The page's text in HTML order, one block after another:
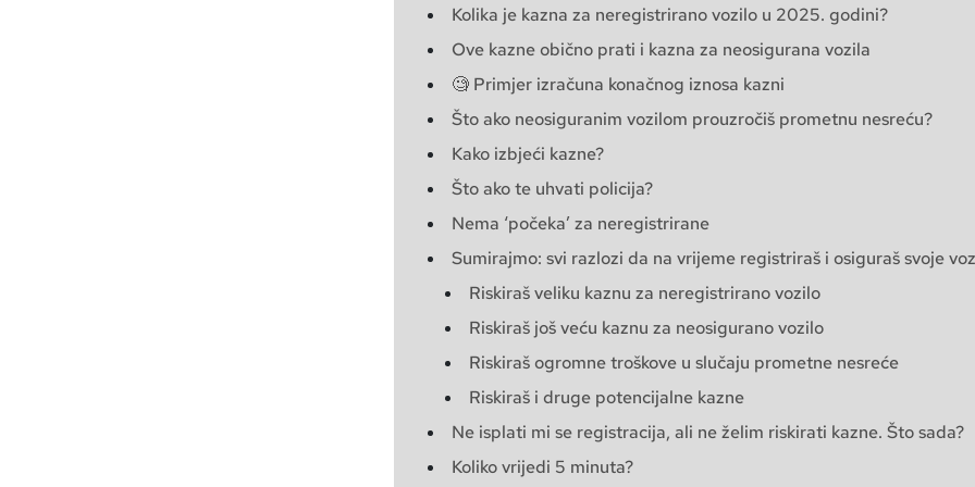
Kolika je kazna za neregistrirano vozilo u 2025. godini?
Ove kazne obično prati i kazna za neosigurana vozila
🧐 Primjer izračuna konačnog iznosa kazni
Što ako neosiguranim vozilom prouzročiš prometnu nesreću?
Kako izbjeći kazne?
Što ako te uhvati policija?
Nema ‘počeka’ za neregistrirane
Sumirajmo: svi razlozi da na vrijeme registriraš i osiguraš svoje
Riskiraš veliku kaznu za neregistrirano vozilo
Riskiraš još veću kaznu za neosigurano vozilo
Riskiraš ogromne troškove u slučaju prometne nesreće
Riskiraš i druge potencijalne kazne
Ne isplati mi se registracija, ali ne želim riskirati kazne. Što sada?
Koliko vrijedi 5 minuta?